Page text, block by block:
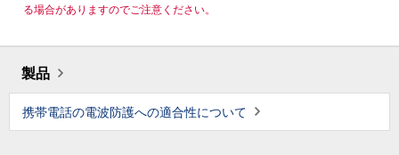
る場合がありますのでご注意ください。
製品
携帯電話の電波防護への適合性について